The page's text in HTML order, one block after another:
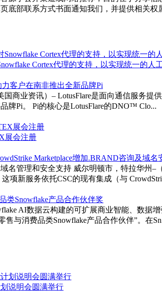
底部联系方式书面通知我们，并提供相关
Cortex代理的支持，以实现统一的人
力客户在南非推出全新品牌Pi
商业资讯）– LotusFlare是面向通信服务
牌Pi。 Pi的核心是LotusFlare的DNO™ Clo...
展会注册
Marketplace增加.BRAND咨询及域名
名管理和安全支持 威尔明顿市，特拉华州
这项新服务依托CSC的现有集成（与
类Snowflake产品合作伙伴奖
AI数据云构建的可扩展商业智能、数据
售与消费品类Snowflake产品合作伙伴”。在
说明会圆满举行